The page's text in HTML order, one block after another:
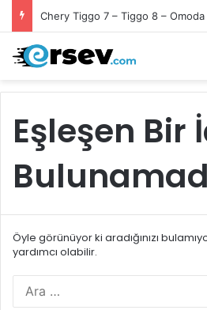
Chery Tiggo 7 – Tiggo 8 – Omoda
Eşleşen Bir
Öyle görünüyor ki aradığınızı
yardımcı olabilir.